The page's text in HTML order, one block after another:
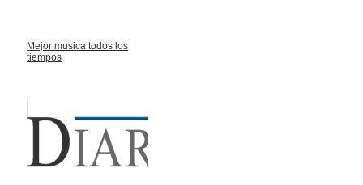
Mejor musica todos los
tiempos